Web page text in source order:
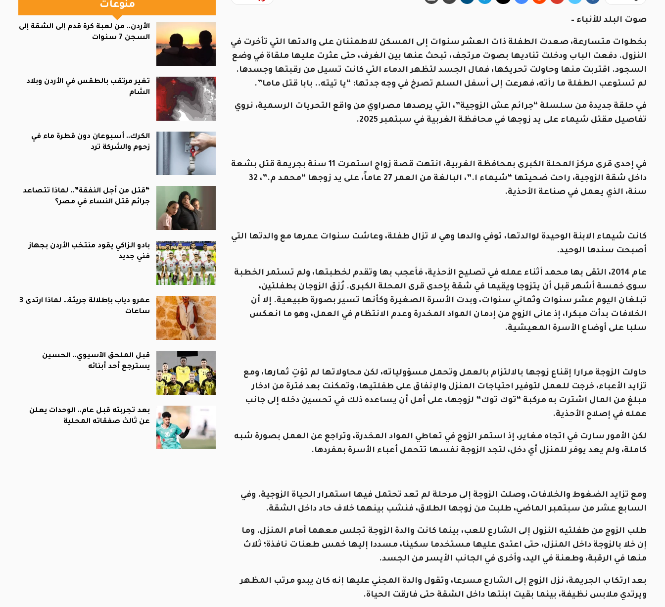
صوت البلد للأنباء –
بخطوات متسارعة، صعدت الطفلة ذات العشر سنوات إلى المسكن للاطمئنان على والدتها التي تأخرت في
النزول. دفعت الباب ودخلت تناديها بصوت مرتجف، تبحث عنها بين الغرف، حتى عثرت عليها ملقاة في وضع
السجود. اقتربت منها وحاولت تحريكها، فمال الجسد لتظهر الدماء التي كانت تسيل من رقبتها وجسدها.
لم تستوعب الطفلة ما رأته، فهرعت إلى أسفل السلم تصرخ في وجه جدتها: “يا تيته.. بابا قتل ماما”.
في حلقة جديدة من سلسلة “جرائم عش الزوجية”، التي يرصدها مصراوي من واقع التحريات الرسمية، نروي
تفاصيل مقتل شيماء على يد زوجها في محافظة الغربية في سبتمبر 2025.
في إحدى قرى مركز المحلة الكبرى بمحافظة الغربية، انتهت قصة زواج استمرت 11 سنة بجريمة قتل بشعة
داخل شقة الزوجية، راحت ضحيتها “شيماء ا.”، البالغة من العمر 27 عاماً، على يد زوجها “محمد م.”، 32
سنة، الذي يعمل في صناعة الأحذية.
كانت شيماء الابنة الوحيدة لوالدتها، توفي والدها وهي لا تزال طفلة، وعاشت سنوات عمرها مع والدتها التي
أصبحت سندها الوحيد.
عام 2014، التقى بها محمد أثناء عمله في تصليح الأحذية، فأعجب بها وتقدم لخطبتها، ولم تستمر الخطبة
سوى خمسة أشهر قبل أن يتزوجا ويقيما في شقة بإحدى قرى المحلة الكبرى. رُزق الزوجان بطفلتين،
تبلغان اليوم عشر سنوات وثماني سنوات، وبدت الأسرة الصغيرة وكأنها تسير بصورة طبيعية. إلا أن
الخلافات بدأت مبكرا، إذ عانى الزوج من إدمان المواد المخدرة وعدم الانتظام في العمل، وهو ما انعكس
سلبا على أوضاع الأسرة المعيشية.
حاولت الزوجة مرارا إقناع زوجها بالالتزام بالعمل وتحمل مسؤولياته، لكن محاولاتها لم تؤتِ ثمارها، ومع
تزايد الأعباء، خرجت للعمل لتوفير احتياجات المنزل والإنفاق على طفلتيها، وتمكنت بعد فترة من ادخار
مبلغ من المال اشترت به مركبة “توك توك” لزوجها، على أمل أن يساعده ذلك في تحسين دخله إلى جانب
عمله في إصلاح الأحذية.
لكن الأمور سارت في اتجاه مغاير، إذ استمر الزوج في تعاطي المواد المخدرة، وتراجع عن العمل بصورة شبه
كاملة، ولم يعد يوفر للمنزل أي دخل، لتجد الزوجة نفسها تتحمل أعباء الأسرة بمفردها.
ومع تزايد الضغوط والخلافات، وصلت الزوجة إلى مرحلة لم تعد تحتمل فيها استمرار الحياة الزوجية. وفي
السابع عشر من سبتمبر الماضي، طلبت من زوجها الطلاق، فنشب بينهما خلاف حاد داخل الشقة.
طلب الزوج من طفلتيه النزول إلى الشارع للعب، بينما كانت والدة الزوجة تجلس معهما أمام المنزل. وما
إن خلا بالزوجة داخل المنزل، حتى اعتدى عليها مستخدما سكينا، مسددا إليها خمس طعنات نافذة؛ ثلاث
منها في الرقبة، وطعنة في اليد، وأخرى في الجانب الأيسر من الجسد.
بعد ارتكاب الجريمة، نزل الزوج إلى الشارع مسرعا، وتقول والدة المجني عليها إنه كان يبدو مرتب المظهر
ويرتدي ملابس نظيفة، بينما بقيت ابنتها داخل الشقة حتى فارقت الحياة.
منوعات
الأردن.. من لعبة كرة قدم إلى الشقة إلى
السجن 7 سنوات
تغير مرتقب بالطقس في الأردن وبلاد
الشام
الكرك.. أسبوعان دون قطرة ماء في
زحوم والشركة ترد
“قتل من أجل النفقة”.. لماذا تتصاعد
جرائم قتل النساء في مصر؟
بادو الزاكي يقود منتخب الأردن بجهاز
فني جديد
عمرو دياب بإطلالة جريئة… لماذا ارتدى 3
ساعات
قبل الملحق الآسيوي.. الحسين
يسترجع أحد أبنائه
بعد تجربته قبل عام.. الوحدات يعلن
عن ثالث صفقاته المحلية